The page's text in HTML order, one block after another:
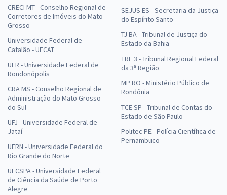
CRECI MT - Conselho Regional de
Corretores de Imóveis do Mato
Grosso
Universidade Federal de
Catalão - UFCAT
UFR - Universidade Federal de
Rondonópolis
CRA MS - Conselho Regional de
Administração do Mato Grosso
do Sul
UFJ - Universidade Federal de
Jataí
UFRN - Universidade Federal do
Rio Grande do Norte
UFCSPA - Universidade Federal
de Ciência da Saúde de Porto
Alegre
SEJUS ES - Secretaria da Justiça
do Espírito Santo
TJ BA - Tribunal de Justiça do
Estado da Bahia
TRF 3 - Tribunal Regional Federal
da 3ª Região
MP RO - Ministério Público de
Rondônia
TCE SP - Tribunal de Contas do
Estado de São Paulo
Politec PE - Polícia Científica de
Pernambuco